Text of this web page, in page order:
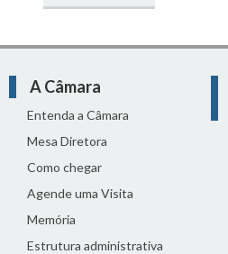
A Câmara
Entenda a Câmara
Mesa Diretora
Como chegar
Agende uma Visita
Memória
Estrutura administrativa